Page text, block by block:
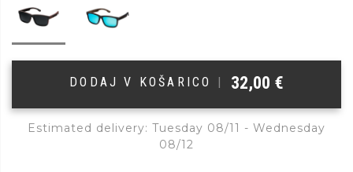
DODAJ V KOŠARICO | 32,00 €
Estimated delivery: Tuesday 08/11 - Wednesday
08/12